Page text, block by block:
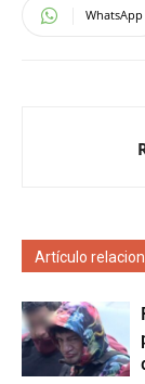
WhatsApp
Artículo